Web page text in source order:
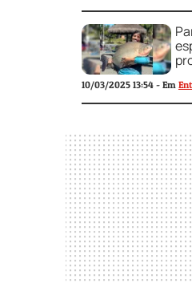
10/03/2025 13:54 - Em